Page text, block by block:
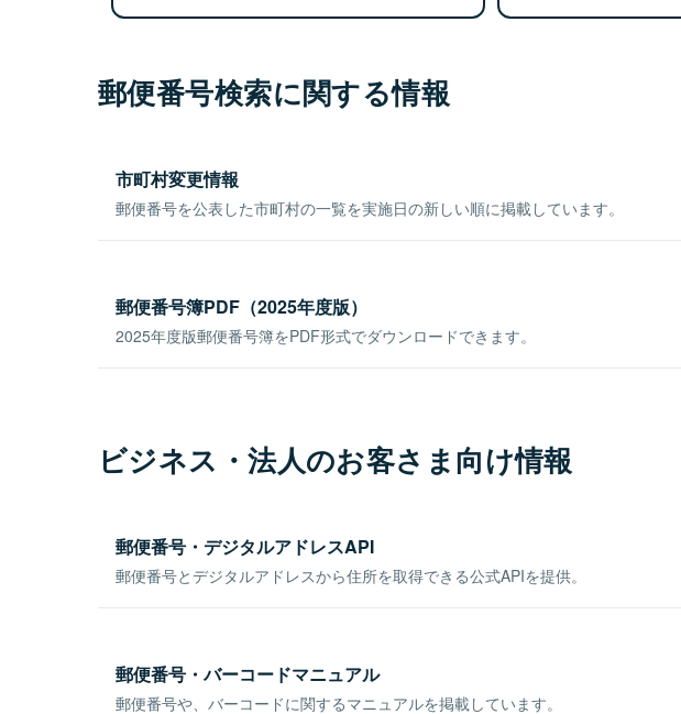
郵便番号検索に関する情報
市町村変更情報
郵便番号を公表した市町村の一覧を実施日の新しい順に掲載しています。
郵便番号簿PDF（2025年度版）
2025年度版郵便番号簿をPDF形式でダウンロードできます。
ビジネス・法人のお客さま向け情報
郵便番号・デジタルアドレスAPI
郵便番号とデジタルアドレスから住所を取得できる公式APIを提供。
郵便番号・バーコードマニュアル
郵便番号や、バーコードに関するマニュアルを掲載しています。